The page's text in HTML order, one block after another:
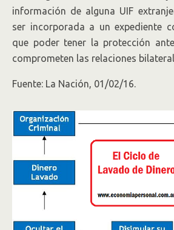
información de alguna UIF
ser incorporada a un expediente
que poder tener la protección
comprometen las relaciones
Fuente: La Nación, 01/02/16.